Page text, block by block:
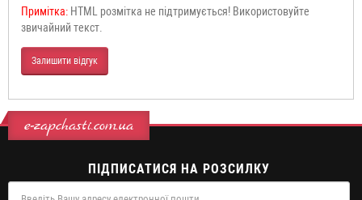
Примітка: HTML розмітка не підтримується! Використовуйте
звичайний текст.
Залишити відгук
e-zapchasti.com.ua
ПІДПИСАТИСЯ НА РОЗСИЛКУ